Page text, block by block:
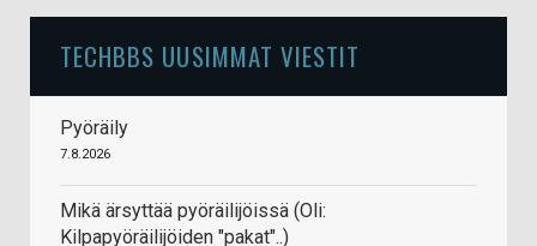
TECHBBS UUSIMMAT VIESTIT
Pyöräily
7.8.2026
Mikä ärsyttää pyöräilijöissä (Oli:
Kilpapyöräilijöiden "pakat"..)